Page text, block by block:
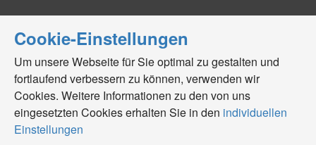
Cookie-Einstellungen
Um unsere Webseite für Sie optimal zu gestalten und
fortlaufend verbessern zu können, verwenden wir
Cookies. Weitere Informationen zu den von uns
eingesetzten Cookies erhalten Sie in den individuellen
Einstellungen